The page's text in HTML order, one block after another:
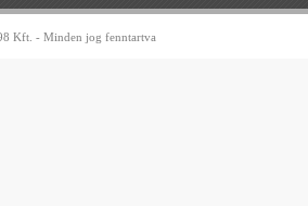
Kft. - Minden jog fenntartva